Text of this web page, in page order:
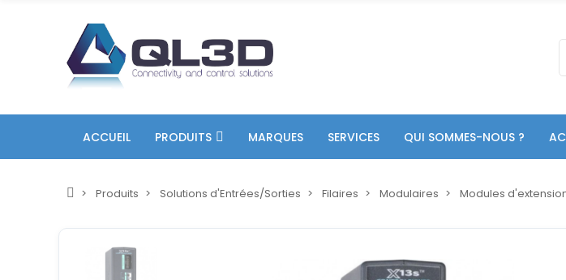
ACCUEIL PRODUITS MARQUES SERVICES QUI SOMMES-NOUS ?
Produits Solutions d'Entrées/Sorties Filaires Modulaires Modules